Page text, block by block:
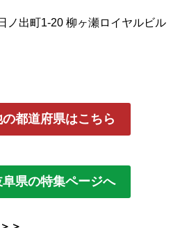
ノ出町1-20 柳ヶ瀬ロイヤルビル
の都道府県はこちら
阜県の特集ページへ